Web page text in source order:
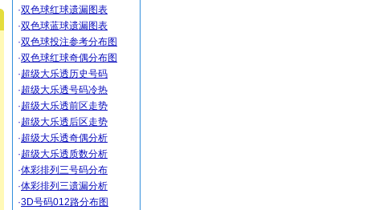
·双色球红球遗漏图表
·双色球蓝球遗漏图表
·双色球投注参考分布图
·双色球红球奇偶分布图
·超级大乐透历史号码
·超级大乐透号码冷热
·超级大乐透前区走势
·超级大乐透后区走势
·超级大乐透奇偶分析
·超级大乐透质数分析
·体彩排列三号码分布
·体彩排列三遗漏分析
·3D号码012路分布图